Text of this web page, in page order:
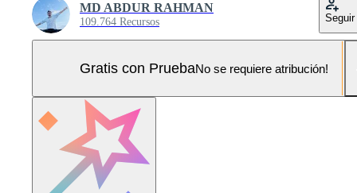
MD ABDUR RAHMAN
109.764 Recursos Seguir
Gratis con PruebaNo se requiere atribución!